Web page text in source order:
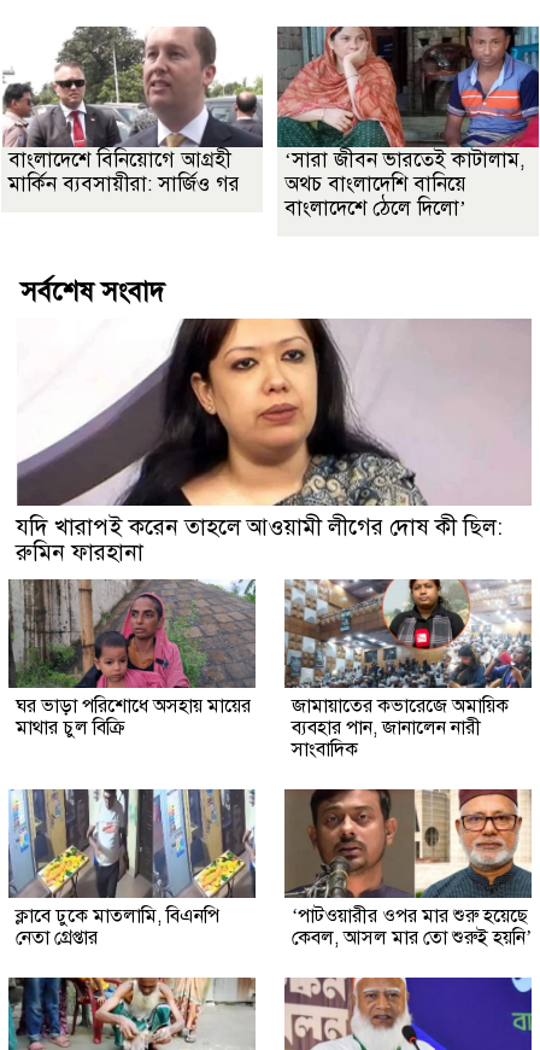
বাংলাদেশে বিনিয়োগে আগ্রহী
মার্কিন ব্যবসায়ীরা: সার্জিও গর
‘সারা জীবন ভারতেই কাটালাম,
অথচ বাংলাদেশি বানিয়ে
বাংলাদেশে ঠেলে দিলো’
সর্বশেষ সংবাদ
যদি খারাপই করেন তাহলে আওয়ামী লীগের দোষ কী ছিল:
রুমিন ফারহানা
ঘর ভাড়া পরিশোধে অসহায় মায়ের
মাথার চুল বিক্রি
জামায়াতের কভারেজে অমায়িক
ব্যবহার পান, জানালেন নারী
সাংবাদিক
ক্লাবে ঢুকে মাতলামি, বিএনপি
নেতা গ্রেপ্তার
‘পাটওয়ারীর ওপর মার শুরু হয়েছে
কেবল, আসল মার তো শুরুই হয়নি’